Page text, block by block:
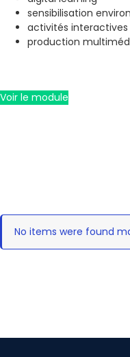
sensibilisation
activités
production
Voir le module
No items were found